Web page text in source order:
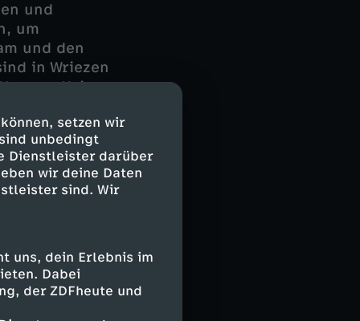
setzen wir
unbedingt
Dienstleister darüber
wir deine Daten
sind. Wir
uns, dein Erlebnis im
Dabei
der ZDFheute und
und
um
und den
in Wriezen
Kai
es geht, in
mehrmals im
auf der
verheiratet,
mehr